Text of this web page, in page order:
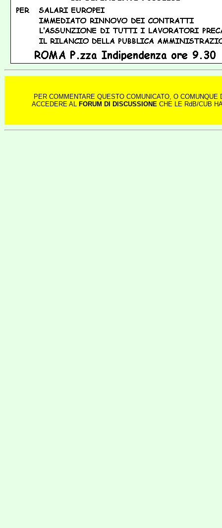
PER COMMENTARE QUESTO COMUNICATO, O
ACCEDERE AL FORUM DI DISCUSSIONE CHE LE RdB/CUB